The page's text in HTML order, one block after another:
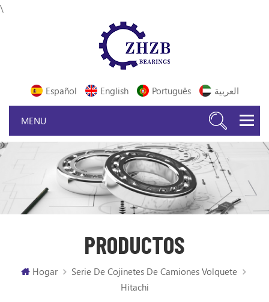
\
Español English Português العربية
PRODUCTOS
Hogar
Serie De Cojinetes De Camiones Volquete
Hitachi